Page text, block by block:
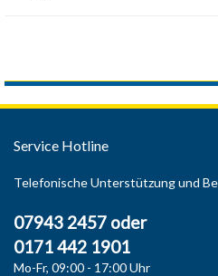
Service Hotline
Telefonische Unterstützung und
07943 2457 oder
0171 442 1901
Mo-Fr, 09:00 - 17:00 Uhr